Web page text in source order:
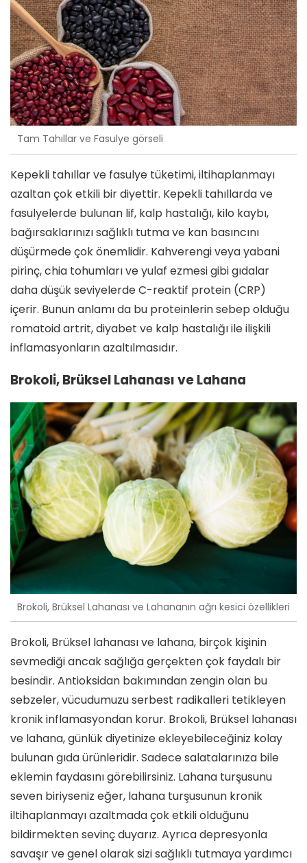
Tam Tahıllar ve Fasulye görseli
Kepekli tahıllar ve fasulye tüketimi, iltihaplanmayı
azaltan çok etkili bir diyettir. Kepekli tahıllarda ve
fasulyelerde bulunan lif, kalp hastalığı, kilo kaybı,
bağırsaklarınızı sağlıklı tutma ve kan basıncını
düşürmede çok önemlidir. Kahverengi veya yabani
pirinç, chia tohumları ve yulaf ezmesi gibi gıdalar
daha düşük seviyelerde C-reaktif protein (CRP)
içerir. Bunun anlamı da bu proteinlerin sebep olduğu
romatoid artrit, diyabet ve kalp hastalığı ile ilişkili
inflamasyonların azaltılmasıdır.
Brokoli, Brüksel Lahanası ve Lahana
Brokoli, Brüksel Lahanası ve Lahananın ağrı kesici özellikleri
Brokoli, Brüksel lahanası ve lahana, birçok kişinin
sevmediği ancak sağlığa gerçekten çok faydalı bir
besindir. Antioksidan bakımından zengin olan bu
sebzeler, vücudumuzu serbest radikalleri tetikleyen
kronik inflamasyondan korur. Brokoli, Brüksel lahanası
ve lahana, günlük diyetinize ekleyebileceğiniz kolay
bulunan gıda ürünleridir. Sadece salatalarınıza bile
eklemin faydasını görebilirsiniz. Lahana turşusunu
seven biriyseniz eğer, lahana turşusunun kronik
iltihaplanmayı azaltmada çok etkili olduğunu
bildirmekten sevinç duyarız. Ayrıca depresyonla
savaşır ve genel olarak sizi sağlıklı tutmaya yardımcı